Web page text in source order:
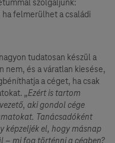
szolgáljunk:
felmerülhet a családi
tudatosan készül a
nem, és a váratlan kiesése,
a céget, ha csak
„Ezért is tartom
aki gondol cége
Tanácsadóként
képzeljék el, hogy másnap
– mi fog történni a cégben?